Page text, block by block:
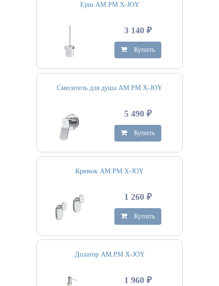
Ерш AM.PM X-JOY
3 140 ₽
Купить
Смеситель для душа AM.PM X-JOY
5 490 ₽
Купить
Крючок AM.PM X-JOY
1 260 ₽
Купить
Дозатор AM.PM X-JOY
1 960 ₽